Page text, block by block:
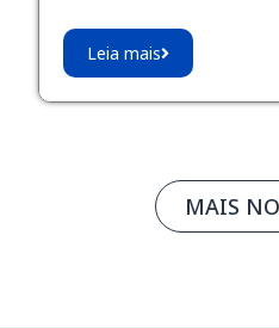
Leia mais
MAIS